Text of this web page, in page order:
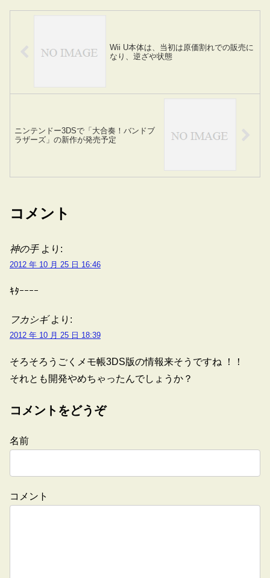
Wii U本体は、当初は原価割れでの販売に
なり、逆ざや状態
ニンテンドー3DSで「大合奏！バンドブ
ラザーズ」の新作が発売予定
コメント
神の手 より:
2012 年 10 月 25 日 16:46
ｷﾀｰｰｰｰ
フカシギ より:
2012 年 10 月 25 日 18:39
そろそろうごくメモ帳3DS版の情報来そうですね ！！
それとも開発やめちゃったんでしょうか？
コメントをどうぞ
名前
コメント